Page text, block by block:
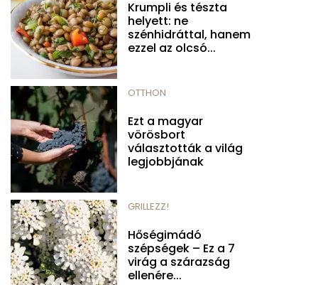
Krumpli és tészta
helyett: ne
szénhidráttal, hanem
ezzel az olcsó...
OTTHON
Ezt a magyar
vörösbort
választották a világ
legjobbjának
GRILLEZZ!
Hőségimádó
szépségek – Ez a 7
virág a szárazság
ellenére...